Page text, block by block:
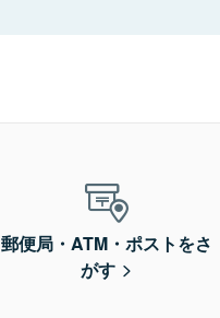
郵便局・ATM・ポストをさ
がす